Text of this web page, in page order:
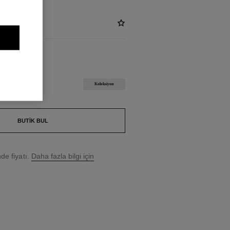
Koleksiyon
BUTIK BUL
fiyatı. Daha fazla bilgi için